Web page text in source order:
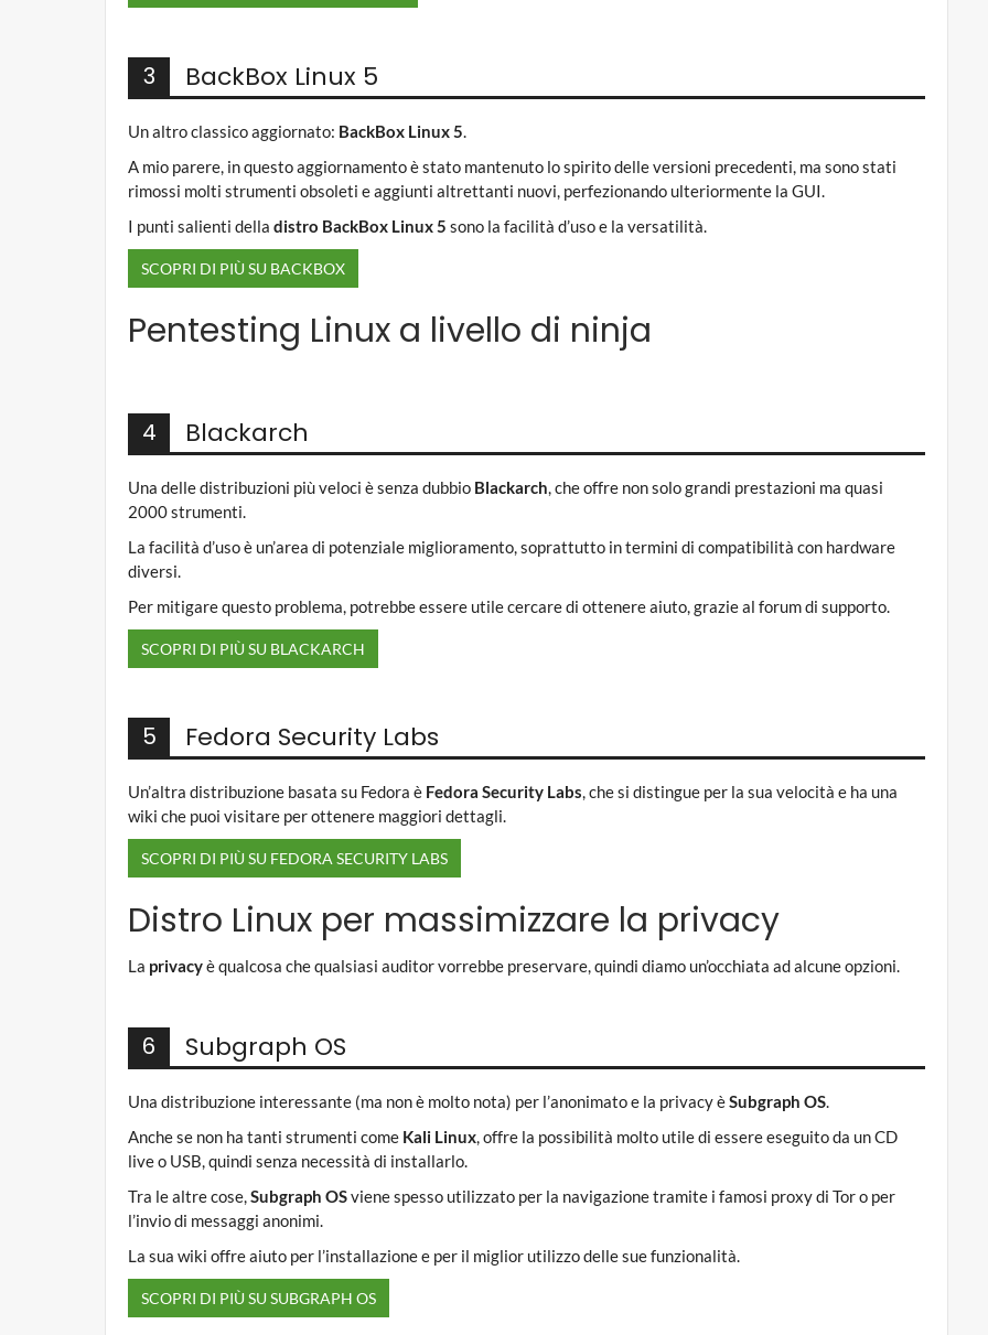
3 BackBox Linux 5
Un altro classico aggiornato: BackBox Linux 5.
A mio parere, in questo aggiornamento è stato mantenuto lo spirito delle versioni precedenti, ma sono stati
rimossi molti strumenti obsoleti e aggiunti altrettanti nuovi, perfezionando ulteriormente la GUI.
I punti salienti della distro BackBox Linux 5 sono la facilità d’uso e la versatilità.
SCOPRI DI PIÙ SU BACKBOX
Pentesting Linux a livello di ninja
4 Blackarch
Una delle distribuzioni più veloci è senza dubbio Blackarch, che offre non solo grandi prestazioni ma quasi
2000 strumenti.
La facilità d’uso è un’area di potenziale miglioramento, soprattutto in termini di compatibilità con hardware
diversi.
Per mitigare questo problema, potrebbe essere utile cercare di ottenere aiuto, grazie al forum di supporto.
SCOPRI DI PIÙ SU BLACKARCH
5 Fedora Security Labs
Un’altra distribuzione basata su Fedora è Fedora Security Labs, che si distingue per la sua velocità e ha una
wiki che puoi visitare per ottenere maggiori dettagli.
SCOPRI DI PIÙ SU FEDORA SECURITY LABS
Distro Linux per massimizzare la privacy
La privacyè qualcosa che qualsiasi auditor vorrebbe preservare, quindi diamo un’occhiata ad alcune opzioni.
6 Subgraph OS
Una distribuzione interessante (ma non è molto nota) per l’anonimato e la privacy èSubgraph OS.
Anche se non ha tanti strumenti come Kali Linux, offre la possibilità molto utile di essere eseguito da un CD
live o USB, quindi senza necessità di installarlo.
Tra le altre cose,Subgraph OSviene spesso utilizzato per la navigazione tramite i famosi proxy di Tor o per
l’invio di messaggi anonimi.
La sua wiki offre aiuto per l’installazione e per il miglior utilizzo delle sue funzionalità.
SCOPRI DI PIÙ SU SUBGRAPH OS